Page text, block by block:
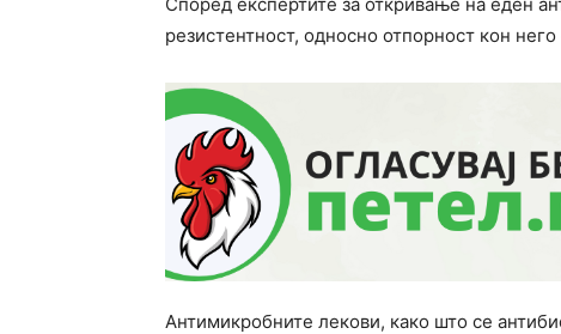
резистентност, односно отпорност кон
Антимикробните лекови, како што се